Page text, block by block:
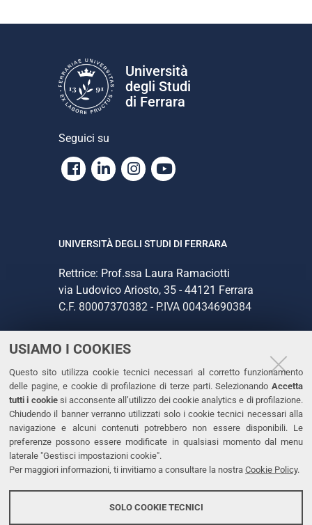
USIAMO I COOKIES
Questo sito utilizza cookie tecnici necessari al corretto funzionamento
delle pagine, e cookie di profilazione di terze parti. Selezionando Accetta
tutti i cookiesi acconsente all’utilizzo dei cookie analytics e di profilazione.
Chiudendo il banner verranno utilizzati solo i cookie tecnici necessari alla
navigazione e alcuni contenuti potrebbero non essere disponibili. Le
preferenze possono essere modificate in qualsiasi momento dal menu
laterale "Gestisci impostazioni cookie".
Per maggiori informazioni, ti invitiamo a consultare la nostra Cookie Policy.
SOLO COOKIE TECNICI
Università
degli Studi
di Ferrara
Seguici su
Facebook
LinkedinInstagram
Youtube
UNIVERSITÀ DEGLI STUDI DI FERRARA
Rettrice: Prof.ssa Laura Ramaciotti
via Ludovico Ariosto, 35 - 44121 Ferrara
C.F. 80007370382 - P.IVA 00434690384
CONTATTI
Tel. +39 0532 293111
Fax. +39 0532 293031
PEC
LINKS
Dichiarazione di accessibilità